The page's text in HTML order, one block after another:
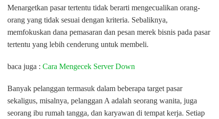
Menargetkan pasar tertentu tidak berarti mengecualikan orang-
orang yang tidak sesuai dengan kriteria. Sebaliknya,
memfokuskan dana pemasaran dan pesan merek bisnis pada pasar
tertentu yang lebih cenderung untuk membeli.
baca juga : Cara Mengecek Server Down
Banyak pelanggan termasuk dalam beberapa target pasar
sekaligus, misalnya, pelanggan A adalah seorang wanita, juga
seorang ibu rumah tangga, dan karyawan di tempat kerja. Setiap